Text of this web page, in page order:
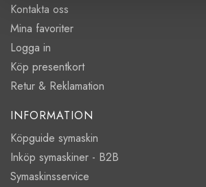
Kontakta oss
Mina favoriter
Logga in
Köp presentkort
Retur & Reklamation
INFORMATION
Köpguide symaskin
Inköp symaskiner - B2B
Symaskinsservice